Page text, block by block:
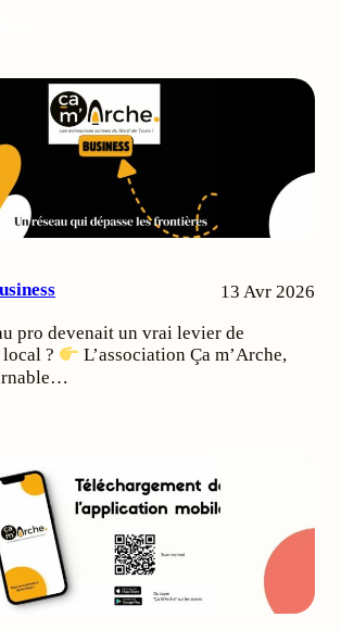
13 Avr 2026
pro devenait un vrai levier de
?
L’association Ça m’Arche,